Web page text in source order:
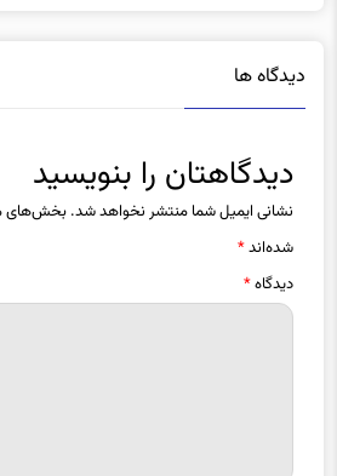
دیدگاه ها
دیدگاهتان را بنویسید
نشانی ایمیل شما منتشر نخواهد شد. بخش‌های
شده‌اند*
دیدگاه*